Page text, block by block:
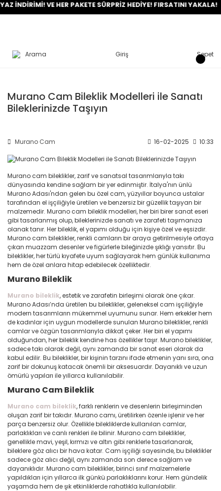
İNDİRİMİ! VE HER PAKETE SÜRPRİZ HEDİYE! FIRSATINI YAKALA!
Arama Giriş Sepet
Murano Cam Bileklik Modelleri ile Sanatı
Bileklerinizde Taşıyın
Murano Cam 16-02-2025 10:33
Murano cam bileklikler, zarif ve sanatsal tasarımlarıyla takı
dünyasında kendine sağlam bir yer edinmiştir. İtalya'nın ünlü
Murano Adası'ndan gelen bu özel cam, yüzyıllar boyunca ustalar
tarafından el işçiliğiyle üretilen ve benzersiz bir güzellik taşıyan bir
malzemedir. Murano cam bileklik modelleri, her biri birer sanat eseri
gibi tasarlanmış olup, bileklerinizde sanatı ve zarafeti taşımanıza
olanak tanır. Her bileklik, el yapımı olduğu için kişiye özel ve eşsizdir.
Murano cam bileklikler, renkli camların bir araya getirilmesiyle ortaya
çıkan muazzam desenler ve figürlerle bileğinizde şıklığı yansıtır. Bu
bileklikler, her türlü kıyafete uyum sağlayarak hem günlük kullanıma
hem de özel anlara hitap edebilecek özelliktedir.
Murano Bileklik
Murano bileklik, estetik ve zarafetin birleşimi olarak öne çıkar.
Murano Adası’nda üretilen bu bileklikler, geleneksel cam işçiliğiyle
modern tasarımların mükemmel uyumunu sunar. Hem erkekler hem
de kadınlar için uygun modellerde sunulan Murano bileklikler, renkli
camlar ve özgün tasarımlarıyla dikkat çeker. Her biri el yapımı
olduğundan, her bileklik kendine has özellikler taşır. Murano bileklikler,
sadece takı olarak değil, aynı zamanda bir sanat eseri olarak da
kabul edilir. Bu bileklikler, bir kişinin tarzını ifade etmenin yanı sıra, ona
zarif bir dokunuş katacak önemli bir aksesuardır. Dayanıklı ve uzun
ömürlü yapıları ile yıllarca kullanılabilir.
Murano Cam Bileklik
Murano cam bileklik, farklı renklerin ve desenlerin birleşiminden
oluşan zarif bir takıdır. Murano camı, üretilirken özenle işlenir ve her
parça benzersiz olur. Özellikle bilekliklerde kullanılan camlar,
parlaklıkları ve canlı renkleri ile bilinir. Murano cam bileklikler,
genellikle mavi, yeşil, kırmızı ve altın gibi renklerle tasarlanarak,
bileklere göz alıcı bir hava katar. Cam işçiliği sayesinde, bu bileklikler
sadece göz alıcı değil, aynı zamanda son derece sağlam ve
dayanıklıdır. Murano cam bileklikler, birinci sınıf malzemelerle
yapıldıkları için yıllarca ilk günkü parlaklıklarını korur. Hem gündelik
yaşamda hem de şık etkinliklerde rahatlıkla kullanılabilir.